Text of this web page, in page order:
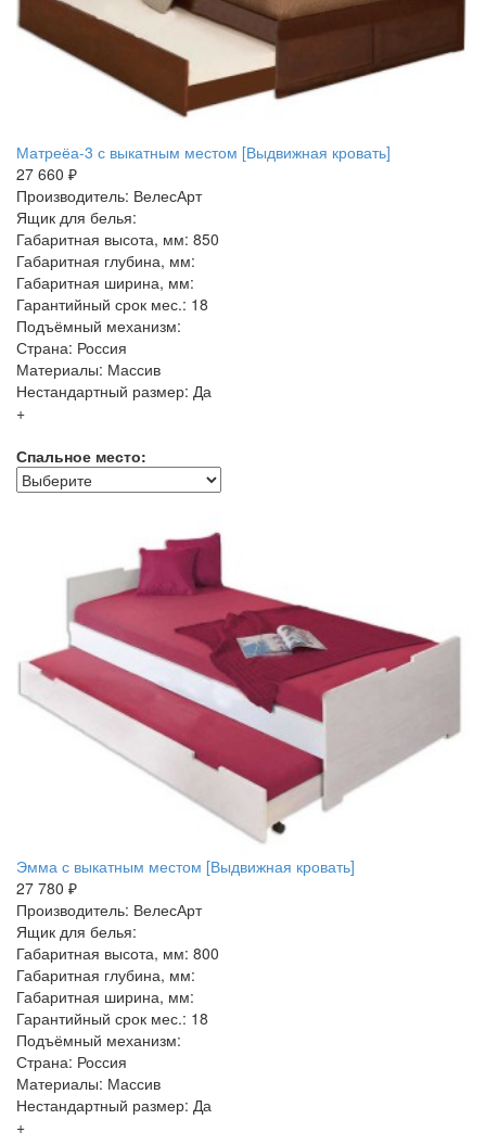
Матреёа-3 с выкатным местом [Выдвижная кровать]
27 660 ₽
Производитель: ВелесАрт
Ящик для белья:
Габаритная высота, мм: 850
Габаритная глубина, мм:
Габаритная ширина, мм:
Гарантийный срок мес.: 18
Подъёмный механизм:
Страна: Россия
Материалы: Массив
Нестандартный размер: Да
+
Спальное место:
Эмма с выкатным местом [Выдвижная кровать]
27 780 ₽
Производитель: ВелесАрт
Ящик для белья:
Габаритная высота, мм: 800
Габаритная глубина, мм:
Габаритная ширина, мм:
Гарантийный срок мес.: 18
Подъёмный механизм:
Страна: Россия
Материалы: Массив
Нестандартный размер: Да
+